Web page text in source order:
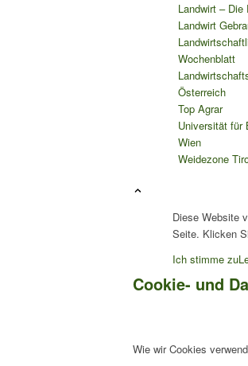
Landwirt –
Landwirt
Wochenblatt
Österreich
Top Agrar
Universität für
Wien
Weidezone
Diese Website
Seite. Klicken
Ich stimme zu
Cookie- und
Wie wir Cookies